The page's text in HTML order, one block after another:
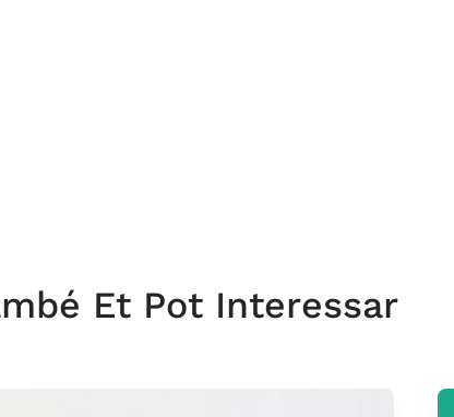
Et Pot Interessar